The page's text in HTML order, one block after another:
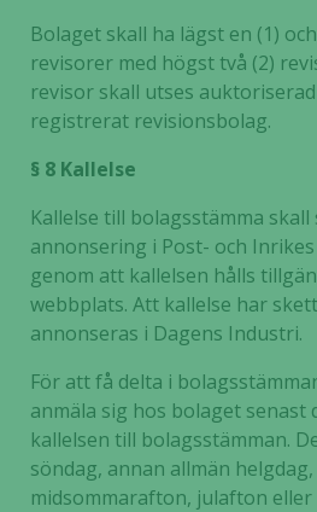
Bolaget skall ha lägst en (1)
revisorer med högst två (2)
revisor skall utses
registrerat revisionsbolag.
§ 8 Kallelse
Kallelse till bolagsstämma skall
annonsering i Post- och
genom att kallelsen hålls
webbplats. Att kallelse har
annonseras i Dagens Industri.
För att få delta i
anmäla sig hos bolaget senast
kallelsen till bolagsstämman.
söndag, annan allmän
midsommarafton, julafton